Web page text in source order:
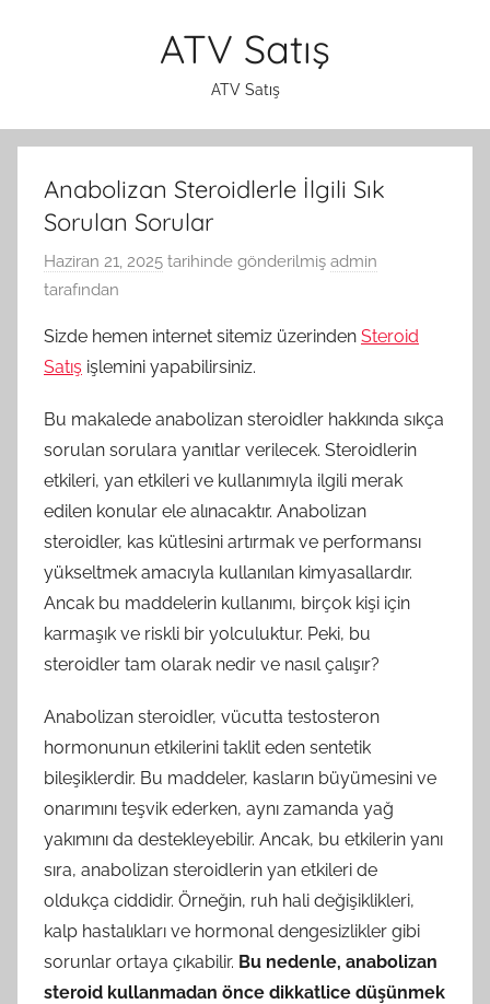
ATV Satış
ATV Satış
Anabolizan Steroidlerle İlgili Sık
Sorulan Sorular
Haziran 21, 2025 tarihinde gönderilmiş admin
tarafından
Sizde hemen internet sitemiz üzerinden Steroid
Satış işlemini yapabilirsiniz.
Bu makalede anabolizan steroidler hakkında sıkça
sorulan sorulara yanıtlar verilecek. Steroidlerin
etkileri, yan etkileri ve kullanımıyla ilgili merak
edilen konular ele alınacaktır. Anabolizan
steroidler, kas kütlesini artırmak ve performansı
yükseltmek amacıyla kullanılan kimyasallardır.
Ancak bu maddelerin kullanımı, birçok kişi için
karmaşık ve riskli bir yolculuktur. Peki, bu
steroidler tam olarak nedir ve nasıl çalışır?
Anabolizan steroidler, vücutta testosteron
hormonunun etkilerini taklit eden sentetik
bileşiklerdir. Bu maddeler, kasların büyümesini ve
onarımını teşvik ederken, aynı zamanda yağ
yakımını da destekleyebilir. Ancak, bu etkilerin yanı
sıra, anabolizan steroidlerin yan etkileri de
oldukça ciddidir. Örneğin, ruh hali değişiklikleri,
kalp hastalıkları ve hormonal dengesizlikler gibi
sorunlar ortaya çıkabilir. Bu nedenle, anabolizan
steroid kullanmadan önce dikkatlice düşünmek